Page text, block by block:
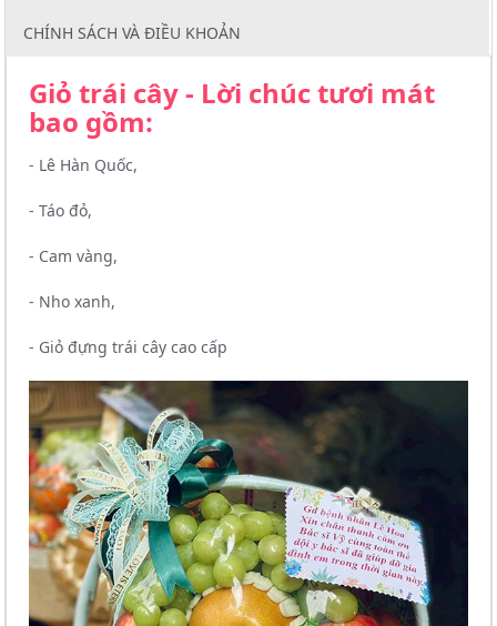
CHÍNH SÁCH VÀ ĐIỀU KHOẢN
Giỏ trái cây - Lời chúc tươi mát
bao gồm:
- Lê Hàn Quốc,
- Táo đỏ,
- Cam vàng,
- Nho xanh,
- Giỏ đựng trái cây cao cấp